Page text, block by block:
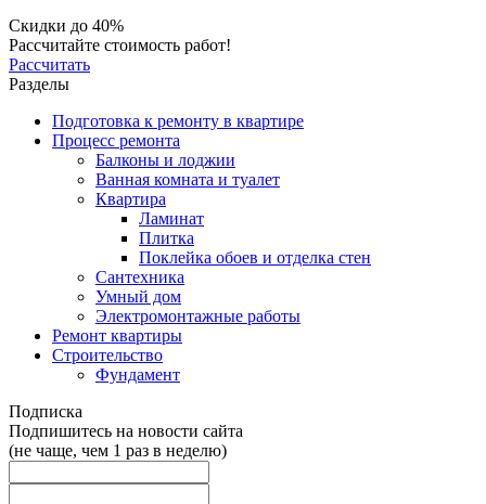
Скидки до 40%
Рассчитайте стоимость работ!
Рассчитать
Разделы
Подготовка к ремонту в квартире
Процесс ремонта
Балконы и лоджии
Ванная комната и туалет
Квартира
Ламинат
Плитка
Поклейка обоев и отделка стен
Сантехника
Умный дом
Электромонтажные работы
Ремонт квартиры
Строительство
Фундамент
Подписка
Подпишитесь на новости сайта
(не чаще, чем 1 раз в неделю)